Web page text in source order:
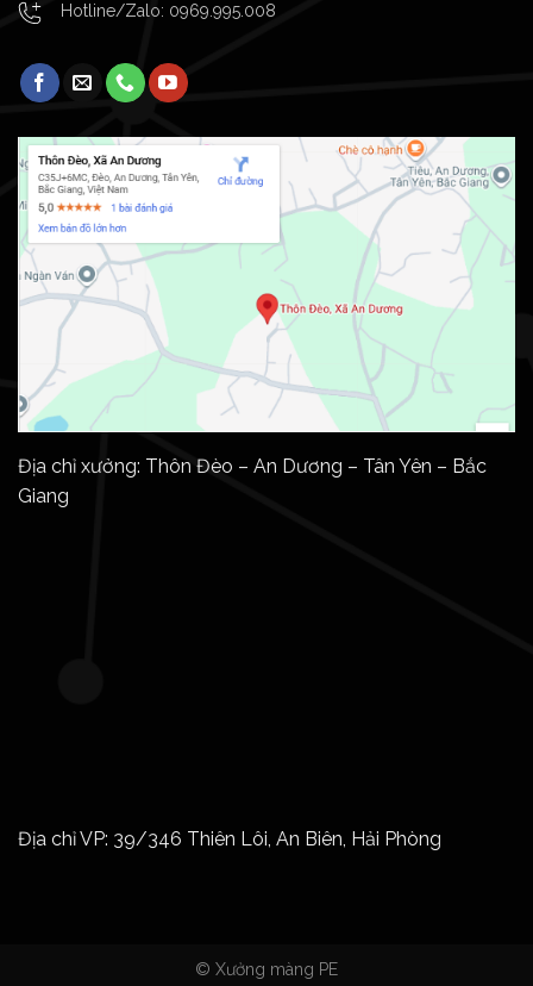
Hotline/Zalo: 0969.995.008
Địa chỉ xưởng: Thôn Đèo – An Dương – Tân Yên – Bắc
Giang
Địa chỉ VP: 39/346 Thiên Lôi, An Biên, Hải Phòng
© Xưởng màng PE